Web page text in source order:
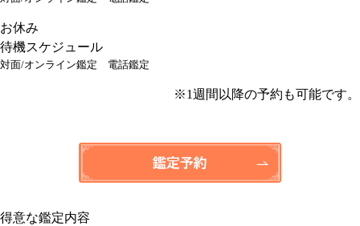
お休み
待機スケジュール
対面/オンライン鑑定 電話鑑定
※1週間以降の予約も可能です。
得意な鑑定内容